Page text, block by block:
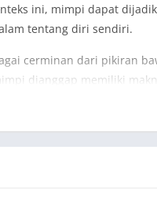
ini, mimpi dapat
tentang diri sendiri.
cerminan dari pikiran
dianggap memiliki
banyak tafsiran,
dan psikologi bisa